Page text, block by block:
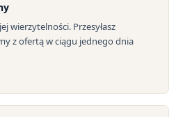
wierzytelności. Przesyłasz
z ofertą w ciągu jednego dnia